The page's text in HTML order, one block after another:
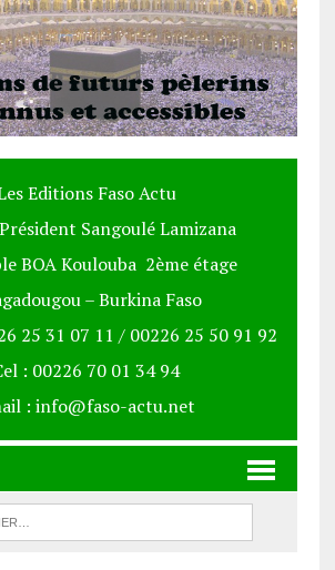
Editions Faso Actu
Sangoulé Lamizana
BOA Koulouba 2ème étage
– Burkina Faso
25 31 07 11 / 00226 25 50 91 92
: 00226 70 01 34 94
: info@faso-actu.net